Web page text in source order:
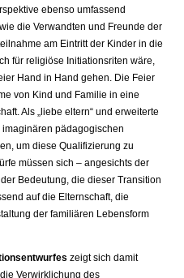
ebenso umfassend
die Verwandten und Freunde der
am Eintritt der Kinder in die
für religiöse Initiationsriten wäre,
Hand in Hand gehen. Die Feier
von Kind und Familie in eine
Als „liebe eltern“ und erweiterte
pädagogischen
um diese Qualifizierung zu
müssen sich – angesichts der
Bedeutung, die dieser Transition
auf die Elternschaft, die
der familiären Lebensform
zeigt sich damit
Verwirklichung des